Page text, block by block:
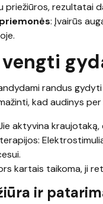
priežiūros, rezultatai
: Įvairūs
randus
kad audinys
aktyvina
kartais taikoma, ji
ir